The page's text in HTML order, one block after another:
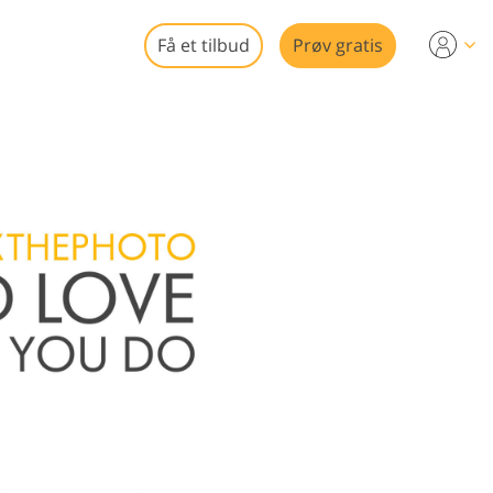
Få et tilbud Prøv gratis